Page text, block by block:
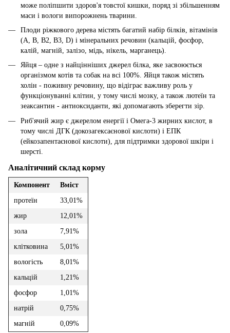
може поліпшити здоров'я товстої кишки, поряд зі збільшенням
маси і вологи випорожнень тварини.
Плоди ріжкового дерева містять багатий набір білків, вітамінів
(А, В, В2, В3, D) і мінеральних речовин (кальцій, фосфор,
калій, магній, залізо, мідь, нікель, марганець).
Яйця – одне з найцінніших джерел білка, яке засвоюється
організмом котів та собак на всі 100%. Яйця також містять
холін - поживну речовину, що відіграє важливу роль у
функціонуванні клітин, у тому числі мозку, а також лютеїн та
зеаксантин - антиоксиданти, які допомагають зберегти зір.
Риб'ячий жир є джерелом енергії і Омега-3 жирних кислот, в
тому числі ДГК (докозагексаєнової кислоти) і ЕПК
(ейкозапентаєнової кислоти), для підтримки здорової шкіри і
шерсті.
Аналітичний склад корму
Компонент
Вміст
протеїн
33,01%
жир
12,01%
зола
7,91%
клітковина
5,01%
вологість
8,01%
кальцій
1,21%
фосфор
1,01%
натрій
0,75%
магній
0,09%